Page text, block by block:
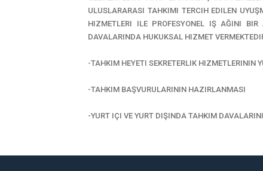
ULUSLARARASI TAHKIMI TERCIH EDILEN
HIZMETLERI ILE PROFESYONEL IŞ AĞINI
DAVALARINDA HUKUKSAL HIZMET
-TAHKIM HEYETI SEKRETERLIK HIZMETLERININ
-TAHKIM BAŞVURULARININ HAZIRLANMASI
-YURT IÇI VE YURT DIŞINDA TAHKIM